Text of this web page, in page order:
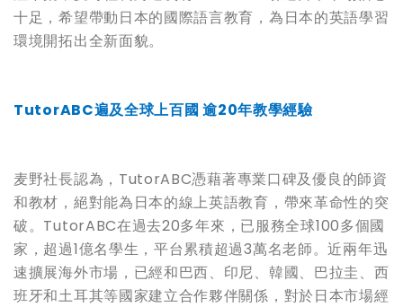
十足，希望帶動日本的國際語言教育，為日本的英語學習
環境開拓出全新面貌。
TutorABC遍及全球上百國 逾20年教學經驗
麦野社長認為，TutorABC憑藉著專業口碑及優良的師資
和教材，絕對能為日本的線上英語教育，帶來革命性的突
破。TutorABC在過去20多年來，已服務全球100多個國
家，超過1億名學生，平台累積超過3萬名老師。近兩年迅
速擴展海外市場，已經和巴西、印尼、韓國、巴拉圭、西
班牙和土耳其等國家建立合作夥伴關係，對於日本市場經